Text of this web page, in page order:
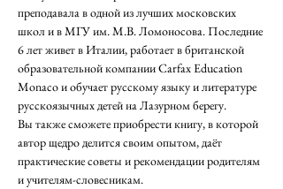
преподавала в одной из лучших московских
школ и в МГУ им. М.В. Ломоносова. Последние
6 лет живет в Италии, работает в британской
образовательной компании Carfax Education
Monaco и обучает русскому языку и литературе
русскоязычных детей на Лазурном берегу.
Вы также сможете приобрести книгу, в которой
автор щедро делится своим опытом, даёт
практические советы и рекомендации родителям
и учителям-словесникам.